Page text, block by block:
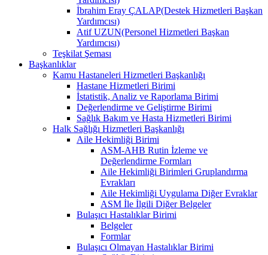
İbrahim Eray ÇALAP(Destek Hizmetleri Başkan
Yardımcısı)
Atif UZUN(Personel Hizmetleri Başkan
Yardımcısı)
Teşkilat Şeması
Başkanlıklar
Kamu Hastaneleri Hizmetleri Başkanlığı
Hastane Hizmetleri Birimi
İstatistik, Analiz ve Raporlama Birimi
Değerlendirme ve Geliştirme Birimi
Sağlık Bakım ve Hasta Hizmetleri Birimi
Halk Sağlığı Hizmetleri Başkanlığı
Aile Hekimliği Birimi
ASM-AHB Rutin İzleme ve
Değerlendirme Formları
Aile Hekimliği Birimleri Gruplandırma
Evrakları
Aile Hekimliği Uygulama Diğer Evraklar
ASM İle İlgili Diğer Belgeler
Bulaşıcı Hastalıklar Birimi
Belgeler
Formlar
Bulaşıcı Olmayan Hastalıklar Birimi